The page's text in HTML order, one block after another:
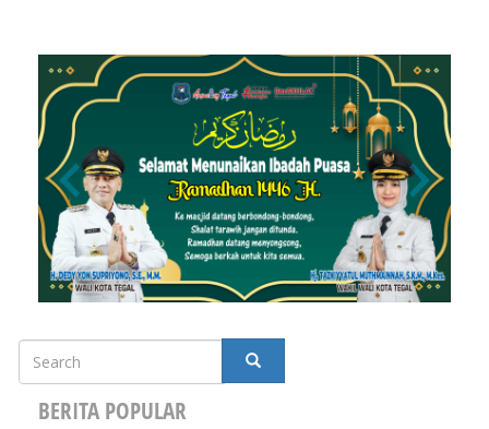
Search
SEARCH
BERITA POPULAR